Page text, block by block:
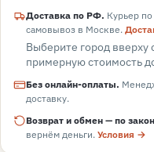
Доставка по РФ. Курьер
самовывоз в Москве.
Выберите город вверху
примерную стоимость
Без онлайн-оплаты.
доставку.
Возврат и обмен — по
вернём деньги. Условия →